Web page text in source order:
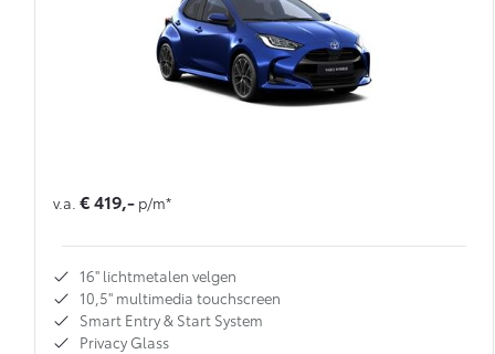
v.a. € 419,- p/m*
16'' lichtmetalen velgen
10,5'' multimedia touchscreen
Smart Entry & Start System
Privacy Glass